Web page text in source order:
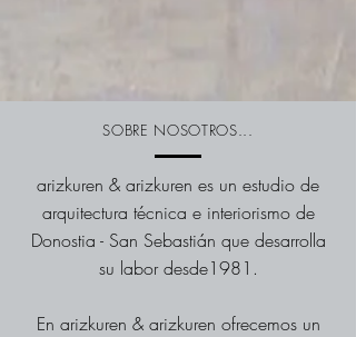
arizkuren & arizkuren es un estudio de
arquitectura técnica e interiorismo de
Donostia - San Sebastián que desarrolla
su labor desde1981.
En arizkuren & arizkuren ofrecemos un
SOBRE NOSOTROS...